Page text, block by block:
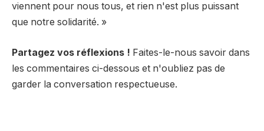
viennent pour nous tous, et rien n'est plus puissant
que notre solidarité. »
Partagez vos réflexions ! Faites-le-nous savoir dans
les commentaires ci-dessous et n'oubliez pas de
garder la conversation respectueuse.